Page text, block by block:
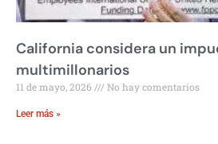
California considera un
multimillonarios
11 de mayo, 2026 No hay comentarios
Leer más »